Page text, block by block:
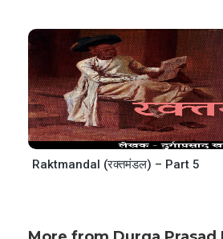
Raktmandal (रक्तमंडल) – Part 5